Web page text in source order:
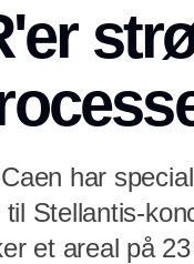
har
til Stellantis-
et areal på